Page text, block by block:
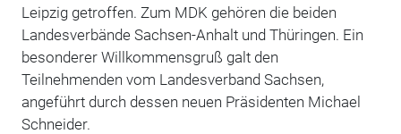
Leipzig getroffen. Zum MDK gehören die beiden
Landesverbände Sachsen-Anhalt und Thüringen. Ein
besonderer Willkommensgruß galt den
Teilnehmenden vom Landesverband Sachsen,
angeführt durch dessen neuen Präsidenten Michael
Schneider.